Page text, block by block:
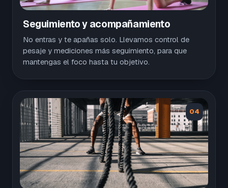
Seguimiento y acompañamiento
No entras y te apañas solo. Llevamos control de
pesaje y mediciones más seguimiento, para que
mantengas el foco hasta tu objetivo.
04